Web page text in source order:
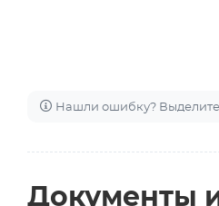
Нашли ошибку?
Документы